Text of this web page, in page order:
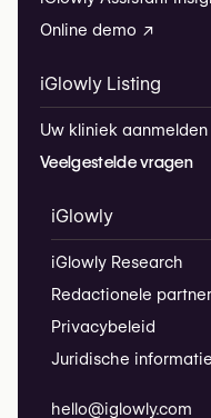
Online demo ↗
iGlowly Listing
Uw kliniek aanmelden
Veelgestelde vragen
iGlowly
iGlowly Research
Redactionele
Privacybeleid
Juridische informatie
hello@iglowly.com